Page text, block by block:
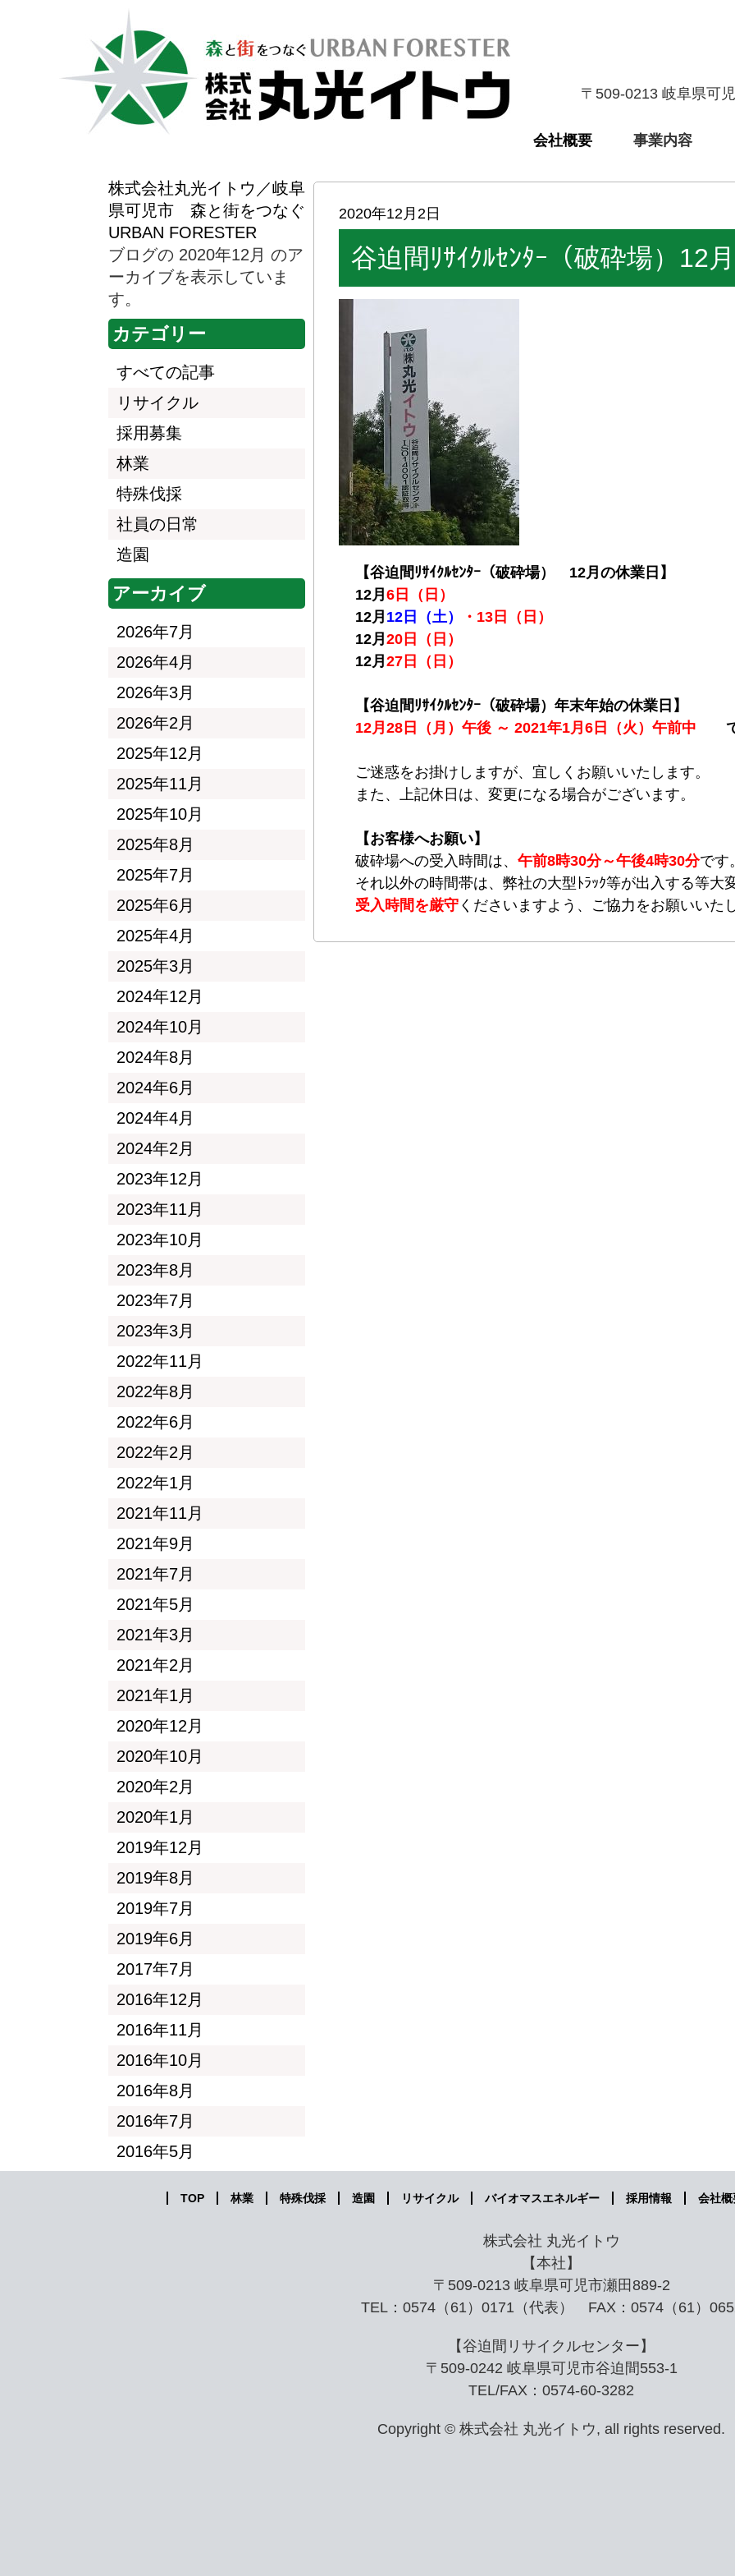
〒509-0213 岐阜県可
会社概要 事業内容
2020年12月2日
谷迫間ﾘｻｲｸﾙｾﾝﾀｰ（破砕場）12
【谷迫間ﾘｻｲｸﾙｾﾝﾀｰ（破砕場） 12月の休業日】
12月 6日（日）
12月 12日（土） ・ 13日（日）
12月 20日（日）
12月 27日（日）
【谷迫間ﾘｻｲｸﾙｾﾝﾀｰ（破砕場）年末年始の休業日】
12月28日（月）午後 ～ 2021年1月6日（火）午前中 で
ご迷惑をお掛けしますが、宜しくお願いいたします。
また、上記休日は、変更になる場合がございます。
【お客様へお願い】
破砕場への受入時間は、 午前8時30分～午後4時30分です
それ以外の時間帯は、弊社の大型ﾄﾗｯｸ等が出入する等大
受入時間を厳守 くださいますよう 、ご協力をお願いいた
株式会社丸光イトウ／岐阜
県可児市 森と街をつなぐ
URBAN FORESTER
ブログの 2020年12月 のア
ーカイブを表示していま
す。
カテゴリー
すべての記事
リサイクル
採用募集
林業
特殊伐採
社員の日常
造園
アーカイブ
2026年7月
2026年4月
2026年3月
2026年2月
2025年12月
2025年11月
2025年10月
2025年8月
2025年7月
2025年6月
2025年4月
2025年3月
2024年12月
2024年10月
2024年8月
2024年6月
2024年4月
2024年2月
2023年12月
2023年11月
2023年10月
2023年8月
2023年7月
2023年3月
2022年11月
2022年8月
2022年6月
2022年2月
2022年1月
2021年11月
2021年9月
2021年7月
2021年5月
2021年3月
2021年2月
2021年1月
2020年12月
2020年10月
2020年2月
2020年1月
2019年12月
2019年8月
2019年7月
2019年6月
2017年7月
2016年12月
2016年11月
2016年10月
2016年8月
2016年7月
2016年5月
TOP 林業 特殊伐採 造園 リサイクル バイオマスエネルギー 採用情報 会社概
株式会社 丸光イトウ
【本社】
〒509-0213 岐阜県可児市瀬田889-2
TEL：0574（61）0171（代表） FAX：0574（61）
【谷迫間リサイクルセンター】
〒509-0242 岐阜県可児市谷迫間553-1
TEL/FAX：0574-60-3282
Copyright © 株式会社 丸光イトウ, all rights reserved.